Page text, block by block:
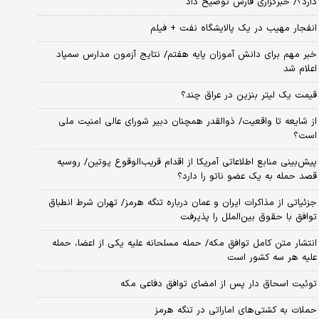
انفجار مهیب در یک پالایشگاه نفت + فیلم
خبر مهم برای دانش آموزان پایه هفتم/ نتایج آزمون مدارس سمپاد
اعلام شد
قیمت یک لیتر بنزین در عراق چند؟
از شایعه تا واقعیت/ ذوالقدر همچنان دبیر شورای ‌عالی امنیت ملی
است؟
پیش‌بینی منابع اطلاعاتی آمریکا از اقدام قریب‌الوقوع پوتین/ روسیه
قصد حمله به یک عضو ناتو را دارد؟
جزئیاتی از مذاکرات ایران و عمان درباره تنگه هرمز/ تهران شرط انطباق
توافق با حقوق بین‌الملل را پذیرفت
انتشار متن کامل توافق مکه/ حمله مسلحانه علیه یکی از اعضا، حمله
علیه هر سه کشور است
توئیت اسحاق دار پس از امضای توافق دفاعی مکه
حملات به کشتی‌های اماراتی در تنگه هرمز